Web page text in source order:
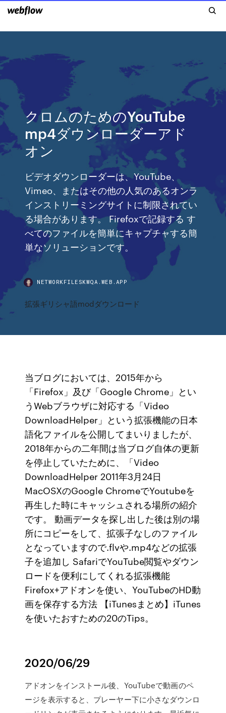
クロムのためのYouTube
mp4ダウンローダーアド
オン
ビデオダウンローダーは、YouTube、
Vimeo、またはその他の人気のあるオンラ
インストリーミングサイトに制限されてい
る場合があります。 Firefoxで記録する す
べてのファイルを簡単にキャプチャする簡
単なソリューションです。
NETWORKFILESKWQA.WEB.APP
拡張ギリシャ語modダウンロード
当ブログにおいては、2015年から
「Firefox」及び「Google Chrome」とい
うWebブラウザに対応する「Video
DownloadHelper」という拡張機能の日本
語化ファイルを公開してまいりましたが、
2018年からの二年間は当ブログ自体の更新
を停止していたために、「Video
DownloadHelper 2011年3月24日
MacOSXのGoogle ChromeでYoutubeを
再生した時にキャッシュされる場所の紹介
です。 動画データを探し出した後は別の場
所にコピーをして、拡張子なしのファイル
となっていますので.flvや.mp4などの拡張
子を追加し SafariでYouTube閲覧やダウン
ロードを便利にしてくれる拡張機能
Firefox+アドオンを使い、YouTubeのHD動
画を保存する方法 【iTunesまとめ】iTunes
を使いたおすための20のTips。
2020/06/29
アドオンをインストール後、YouTubeで動画のペ
ージを表示すると、プレーヤー下に小さなダウンロ